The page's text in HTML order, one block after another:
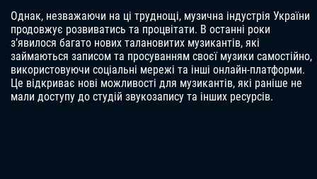
Однак, незважаючи на ці труднощі, музична індустрія України
продовжує розвиватись та процвітати. В останні роки
з’явилося багато нових талановитих музикантів, які
займаються записом та просуванням своєї музики самостійно,
використовуючи соціальні мережі та інші онлайн-платформи.
Це відкриває нові можливості для музикантів, які раніше не
мали доступу до студій звукозапису та інших ресурсів.